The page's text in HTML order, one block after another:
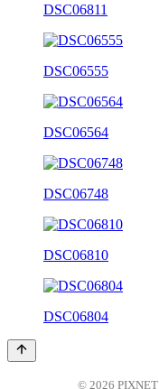
DSC06811
DSC06555
DSC06564
DSC06748
DSC06810
DSC06804
© 2026 PIXNET